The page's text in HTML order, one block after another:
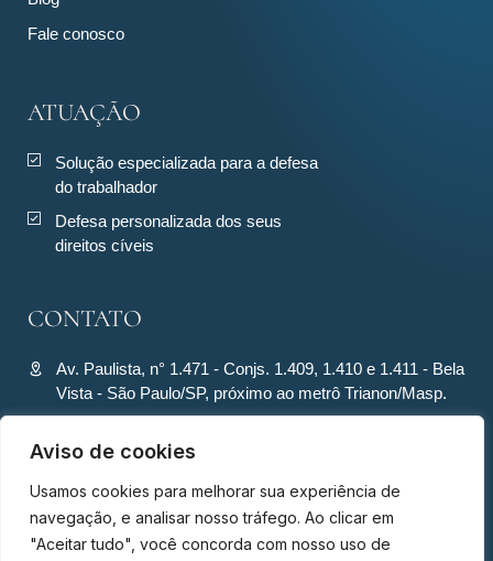
Aviso de cookies
Usamos cookies para melhorar sua experiência de
navegação, e analisar nosso tráfego. Ao clicar em
"Aceitar tudo", você concorda com nosso uso de
Fale conosco
ATUAÇÃO
Solução especializada para a defesa
do trabalhador
Defesa personalizada dos seus
direitos cíveis
CONTATO
Av. Paulista, n° 1.471 - Conjs. 1.409, 1.410 e 1.411 - Bela
Vista - São Paulo/SP, próximo ao metrô Trianon/Masp.
(11) 94280-4701